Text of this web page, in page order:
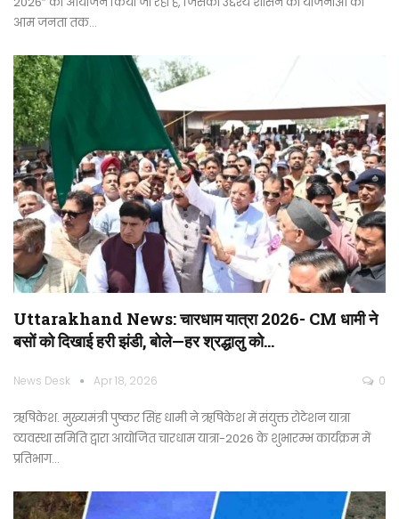
आम जनता तक…
Uttarakhand News: चारधाम यात्रा 2026- CM धामी ने
बसों को दिखाई हरी झंडी, बोले—हर श्रद्धालु को…
News Desk Apr 18, 2026 0
ऋषिकेश. मुख्यमंत्री पुष्कर सिंह धामी ने ऋषिकेश में संयुक्त रोटेशन यात्रा
व्यवस्था समिति द्वारा आयोजित चारधाम यात्रा-2026 के शुभारम्भ कार्यक्रम में
प्रतिभाग…